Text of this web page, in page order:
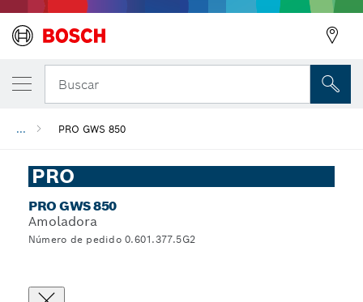
Buscar
... PRO GWS 850
PRO
PRO GWS 850
Amoladora
Número de pedido 0.601.377.5G2